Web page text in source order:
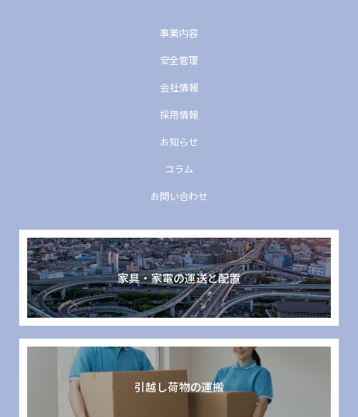
事業内容
安全管理
会社情報
採用情報
お知らせ
コラム
お問い合わせ
家具・家電の運送と配置
引越し荷物の運搬